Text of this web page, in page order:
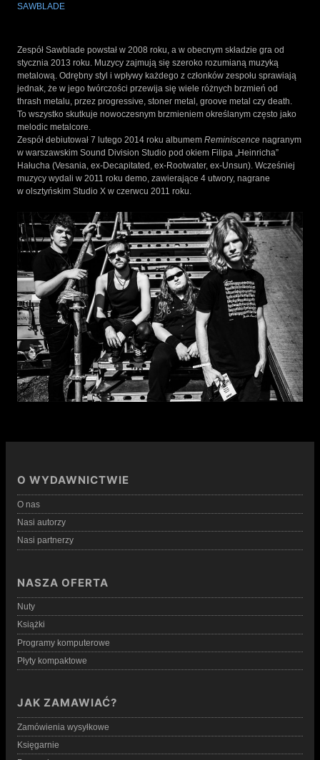
SAWBLADE
Zespół Sawblade powstał w 2008 roku, a w obecnym składzie gra od
stycznia 2013 roku. Muzycy zajmują się szeroko rozumianą muzyką
metalową. Odrębny styl i wpływy każdego z członków zespołu sprawiają
jednak, że w jego twórczości przewija się wiele różnych brzmień od
thrash metalu, przez progressive, stoner metal, groove metal czy death.
To wszystko skutkuje nowoczesnym brzmieniem określanym często jako
melodic metalcore.
Zespół debiutował 7 lutego 2014 roku albumem Reminiscence nagranym
w warszawskim Sound Division Studio pod okiem Filipa „Heinricha”
Hałucha (Vesania, ex-Decapitated, ex-Rootwater, ex-Unsun). Wcześniej
muzycy wydali w 2011 roku demo, zawierające 4 utwory, nagrane
w olsztyńskim Studio X w czerwcu 2011 roku.
O WYDAWNICTWIE
O nas
Nasi autorzy
Nasi partnerzy
NASZA OFERTA
Nuty
Książki
Programy komputerowe
Płyty kompaktowe
JAK ZAMAWIAĆ?
Zamówienia wysyłkowe
Księgarnie